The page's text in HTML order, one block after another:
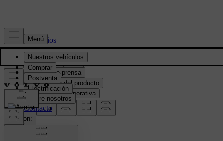
Prensa y Medios
Material de prensa
Información del producto
Información corporativa
Contacto de medios
location:
PY